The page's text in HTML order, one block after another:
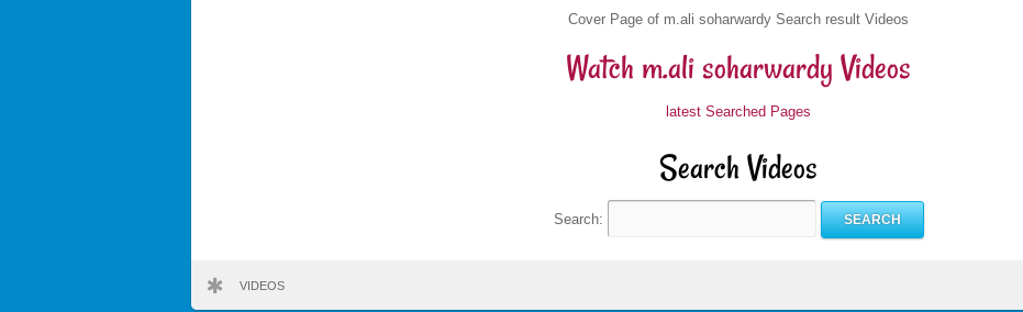
Cover Page of m.ali soharwardy Search result Videos
Watch m.ali soharwardy Videos
latest Searched Pages
Search Videos
Search:
VIDEOS